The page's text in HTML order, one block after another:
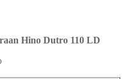
Hino Dutro 110 LD